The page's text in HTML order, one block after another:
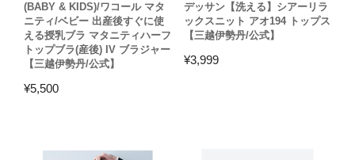
(BABY & KIDS)/ワコール マタ
ニティ/ベビー 出産後すぐに使
える授乳ブラ マタニティハーフ
トップブラ(産後) IV ブラジャー
【三越伊勢丹/公式】
¥5,500
デッサン【洗える】シアーリラ
ックスニット アオ194 トップス
【三越伊勢丹/公式】
¥3,999